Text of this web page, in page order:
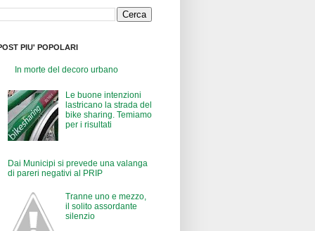
PIU' POPOLARI
In morte del decoro urbano
Le buone intenzioni
lastricano la strada del
bike sharing. Temiamo
per i risultati
Dai Municipi si prevede una valanga
di pareri negativi al PRIP
Tranne uno e mezzo,
il solito assordante
silenzio